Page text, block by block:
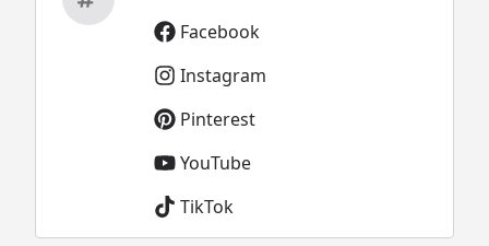
Facebook
Instagram
Pinterest
YouTube
TikTok